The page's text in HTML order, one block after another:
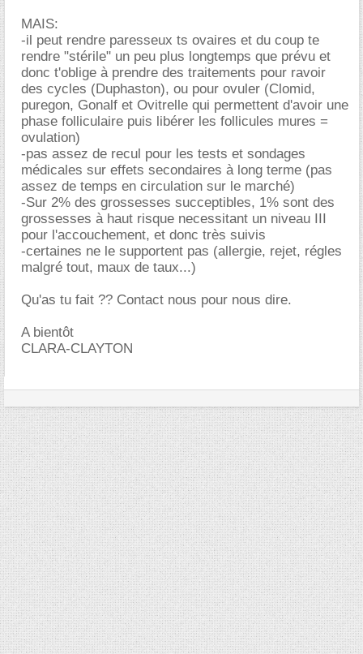
MAIS:
-il peut rendre paresseux ts ovaires et du coup te
rendre "stérile" un peu plus longtemps que prévu et
donc t'oblige à prendre des traitements pour ravoir
des cycles (Duphaston), ou pour ovuler (Clomid,
puregon, Gonalf et Ovitrelle qui permettent d'avoir une
phase folliculaire puis libérer les follicules mures =
ovulation)
-pas assez de recul pour les tests et sondages
médicales sur effets secondaires à long terme (pas
assez de temps en circulation sur le marché)
-Sur 2% des grossesses succeptibles, 1% sont des
grossesses à haut risque necessitant un niveau III
pour l'accouchement, et donc très suivis
-certaines ne le supportent pas (allergie, rejet, régles
malgré tout, maux de taux...)
Qu'as tu fait ?? Contact nous pour nous dire.
A bientôt
CLARA-CLAYTON